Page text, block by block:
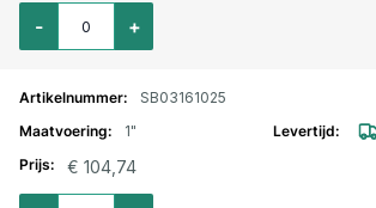
Aantal voor Kogelkraan messing vernikkeld met L-
+
-
SB03161025
1"
€ 104,74
Aantal voor Kogelkraan messing vernikkeld met L-